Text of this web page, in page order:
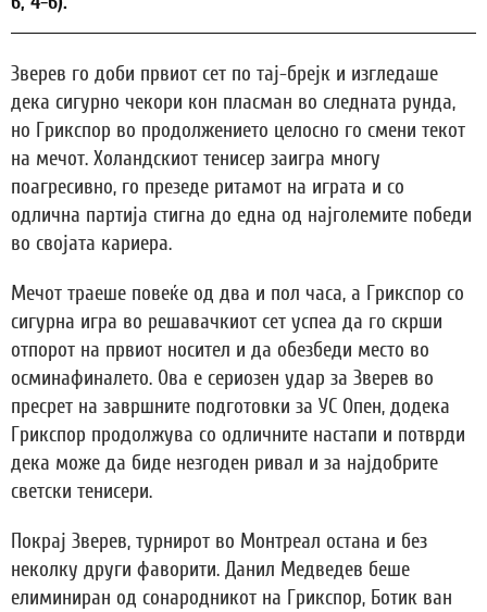
Зверев го доби првиот сет по тај-брејк и изгледаше
дека сигурно чекори кон пласман во следната рунда,
но Грикспор во продолжението целосно го смени текот
на мечот. Холандскиот тенисер заигра многу
поагресивно, го презеде ритамот на играта и со
одлична партија стигна до една од најголемите победи
во својата кариера.
Мечот траеше повеќе од два и пол часа, а Грикспор со
сигурна игра во решавачкиот сет успеа да го скрши
отпорот на првиот носител и да обезбеди место во
осминафиналето. Ова е сериозен удар за Зверев во
пресрет на завршните подготовки за УС Опен, додека
Грикспор продолжува со одличните настапи и потврди
дека може да биде незгоден ривал и за најдобрите
светски тенисери.
Покрај Зверев, турнирот во Монтреал остана и без
неколку други фаворити. Данил Медведев беше
елиминиран од сонародникот на Грикспор, Ботик ван